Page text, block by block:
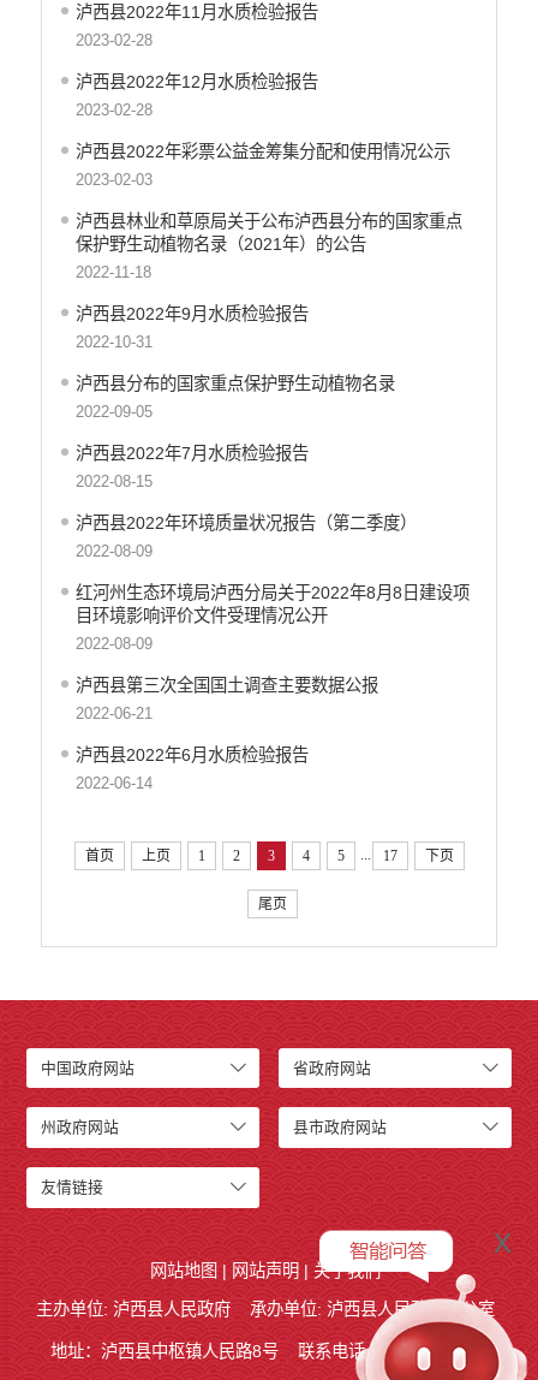
泸西县2022年11月水质检验报告
2023-02-28
泸西县2022年12月水质检验报告
2023-02-28
泸西县2022年彩票公益金筹集分配和使用情况公示
2023-02-03
泸西县林业和草原局关于公布泸西县分布的国家重点
保护野生动植物名录（2021年）的公告
2022-11-18
泸西县2022年9月水质检验报告
2022-10-31
泸西县分布的国家重点保护野生动植物名录
2022-09-05
泸西县2022年7月水质检验报告
2022-08-15
泸西县2022年环境质量状况报告（第二季度）
2022-08-09
红河州生态环境局泸西分局关于2022年8月8日建设项
目环境影响评价文件受理情况公开
2022-08-09
泸西县第三次全国国土调查主要数据公报
2022-06-21
泸西县2022年6月水质检验报告
2022-06-14
首页 上页 1 2 3 4 5 17 下页
尾页
中国政府网站 省政府网站
州政府网站 县市政府网站
友情链接
网站地图 | 网站声明 | 关于我们
主办单位: 泸西县人民政府
承办单位: 泸西县人民政府办公室
地址：泸西县中枢镇人民路8号 联系电话:0873-6621715
x